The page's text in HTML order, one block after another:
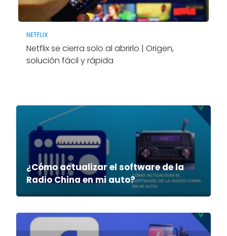
NETFLIX
Netflix se cierra solo al abrirlo | Origen,
solución fácil y rápida
¿Cómo actualizar el software de la
Radio China en mi auto?